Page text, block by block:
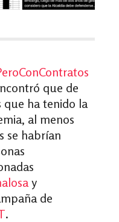
que de
que ha tenido la
al menos
se habrían
y
de
.